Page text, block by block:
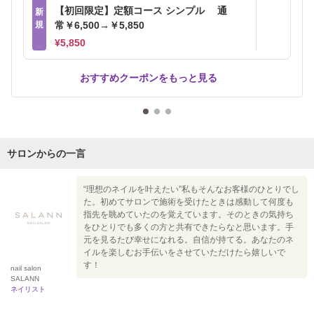
新
規
【初回限定】定額コース シンプル 通
常￥6,500→￥5,850
¥5,850
おすすめクーポンをもっと見る
サロンからの一言
nail salon
SALANN
ネイリスト
“理想のネイルを叶えたい”私もそんなお客様のひとりでし
た。初めてサロンで施術を受けたときは感動して何度も
指先を眺めていたのを覚えています。そのときの気持ち
をひとりでも多くの方と共有できたらなと思います。手
元を見るたび幸せになれる。自信が持てる。あなたのネ
イルを楽しむお手伝いをさせていただけたら嬉しいで
す！